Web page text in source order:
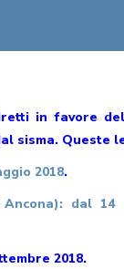
in favore
sisma. Queste
2018.
Ancona): dal
2018.